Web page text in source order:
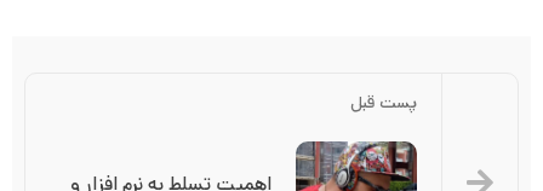
پست قبل